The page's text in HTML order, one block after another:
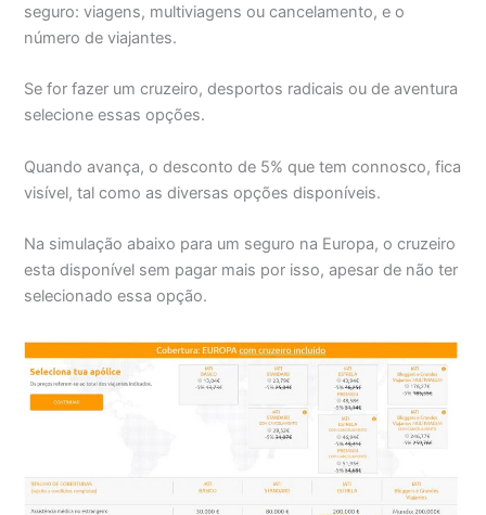
seguro: viagens, multiviagens ou cancelamento, e o
número de viajantes.
Se for fazer um cruzeiro, desportos radicais ou de aventura
selecione essas opções.
Quando avança, o desconto de 5% que tem connosco, fica
visível, tal como as diversas opções disponíveis.
Na simulação abaixo para um seguro na Europa, o cruzeiro
esta disponível sem pagar mais por isso, apesar de não ter
selecionado essa opção.